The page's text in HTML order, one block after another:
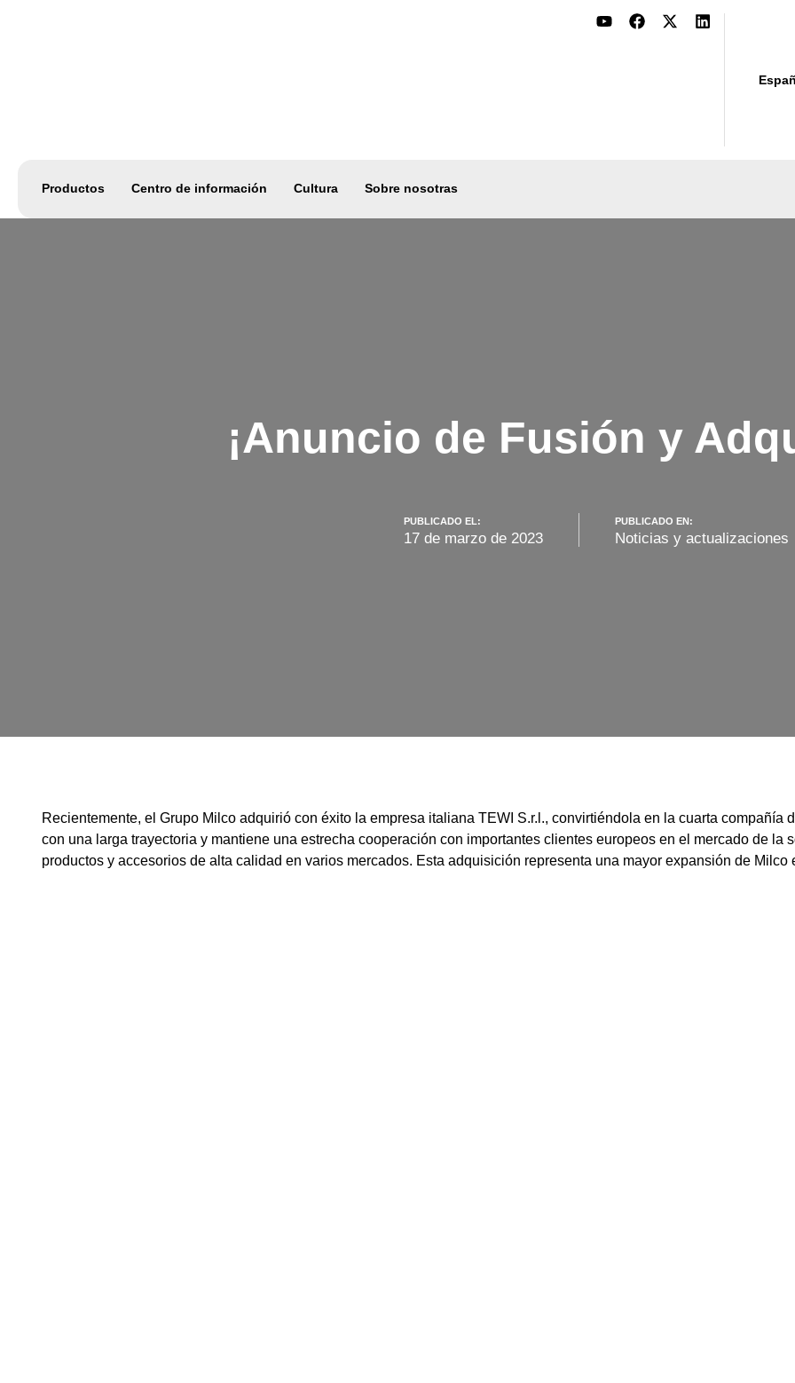
Productos Centro de información Cultura Sobre nosotras
¡Anuncio de Fusión y
PUBLICADO EL:
17 de marzo de 2023
PUBLICADO EN:
Noticias y actualizaciones
Recientemente, el Grupo Milco adquirió con éxito la empresa italiana TEWI S.r.l., convirtiéndola en la cuarta compañía
con una larga trayectoria y mantiene una estrecha cooperación con importantes clientes europeos en el mercado de la
productos y accesorios de alta calidad en varios mercados. Esta adquisición representa una mayor expansión de Milco